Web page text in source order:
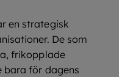
en strategisk
De som
frikopplade
bara för dagens